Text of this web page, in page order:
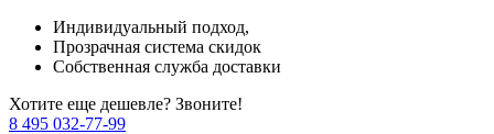
Индивидуальный подход,
Прозрачная система скидок
Собственная служба доставки
Хотите еще дешевле? Звоните!
8 495 032-77-99